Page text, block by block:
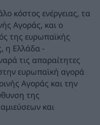
κόστος ενέργειας, τα
Αγοράς, και ο
της ευρωπαϊκής
η Ελλάδα -
τις απαραίτητες
ευρωπαϊκή αγορά
Αγοράς και την
της
και